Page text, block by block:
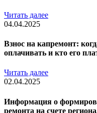
Читать далее
04.04.2025
Взнос на капремонт:
оплачивать и кто его
Читать далее
02.04.2025
Информация о
ремонта на счете